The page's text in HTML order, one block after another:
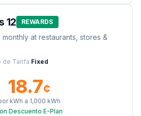
12 REWARDS
at restaurants, stores &
de Tarifa Fixed
18.7¢
kWh a 1,000 kWh
Descuento E-Plan